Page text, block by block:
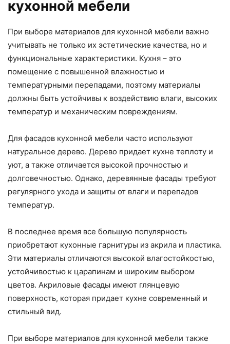
кухонной мебели
При выборе материалов для кухонной мебели важно
учитывать не только их эстетические качества, но и
функциональные характеристики. Кухня – это
помещение с повышенной влажностью и
температурными перепадами, поэтому материалы
должны быть устойчивы к воздействию влаги, высоких
температур и механическим повреждениям.
Для фасадов кухонной мебели часто используют
натуральное дерево. Дерево придает кухне теплоту и
уют, а также отличается высокой прочностью и
долговечностью. Однако, деревянные фасады требуют
регулярного ухода и защиты от влаги и перепадов
температур.
В последнее время все большую популярность
приобретают кухонные гарнитуры из акрила и пластика.
Эти материалы отличаются высокой влагостойкостью,
устойчивостью к царапинам и широким выбором
цветов. Акриловые фасады имеют глянцевую
поверхность, которая придает кухне современный и
стильный вид.
При выборе материалов для кухонной мебели также